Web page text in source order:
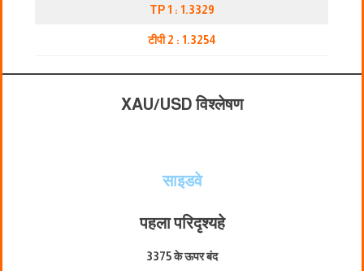
TP 1 : 1.3329
टीपी 2 : 1.3254
XAU/USD विश्लेषण
साइडवे
पहला परिदृश्यहे
3375 के ऊपर बंद